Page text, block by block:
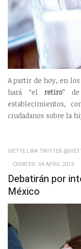
A partir de hoy, en los
hará “elretiro”
establecimientos,
ciudadanos sobre la
IVETTE LIRA
CREATED: 04 APRIL 2013
Debatirán por
México